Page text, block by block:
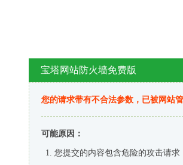
宝塔网站防火墙免费版
您的请求带有不合法参数，已被网站
可能原因：
您提交的内容包含危险的攻击请求